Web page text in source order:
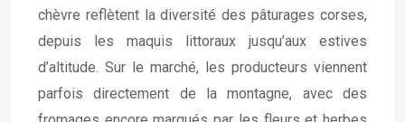
chèvre reflètent la diversité des pâturages corses,
depuis les maquis littoraux jusqu’aux estives
d’altitude. Sur le marché, les producteurs viennent
parfois directement de la montagne, avec des